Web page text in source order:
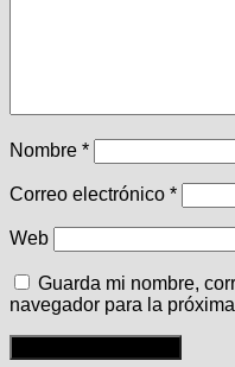
Nombre *
Correo electrónico *
Web
Guarda mi nombre,
navegador para la